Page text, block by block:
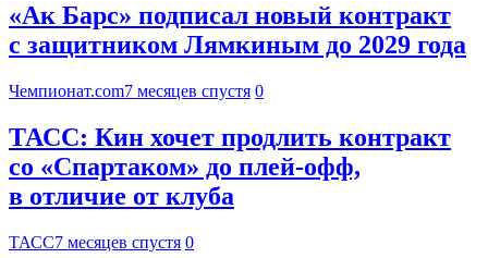
«Ак Барс» подписал новый контракт
с защитником Лямкиным до 2029 года
Чемпионат.com7 месяцев спустя 0
ТАСС: Кин хочет продлить контракт
со «Спартаком» до плей-офф,
в отличие от клуба
ТАСС7 месяцев спустя 0